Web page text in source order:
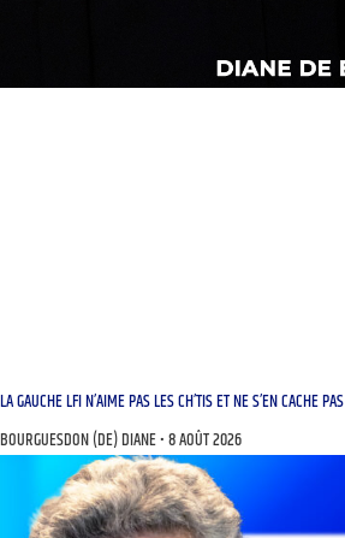
LA GAUCHE LFI N’AIME PAS LES CH’TIS ET NE S’EN CACHE PAS
BOURGUESDON (DE) DIANE 8 AOÛT 2026